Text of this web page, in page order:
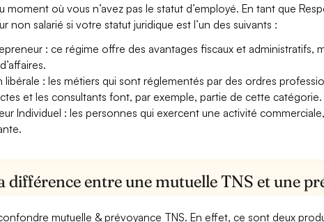
moment où vous n’avez pas le statut d’employé. En tant que
non salarié si votre statut juridique est l’un des suivants :
: ce régime offre des avantages fiscaux et administratifs,
libérale : les métiers qui sont réglementés par des ordres
et les consultants font, par exemple, partie de cette catégorie.
Individuel : les personnes qui exercent une activité
différence entre une mutuelle TNS et une
mutuelle & prévoyance TNS. En effet, ce sont deux